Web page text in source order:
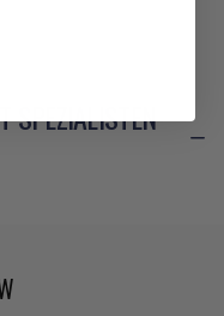
SPEZIALISTEN